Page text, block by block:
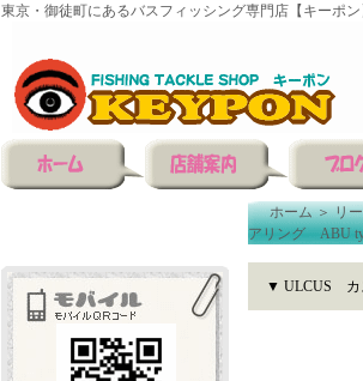
東京・御徒町にあるバスフィッシング専門店【キーポ
ホーム＞リ
アリング ABU
▼ ULCUS カ